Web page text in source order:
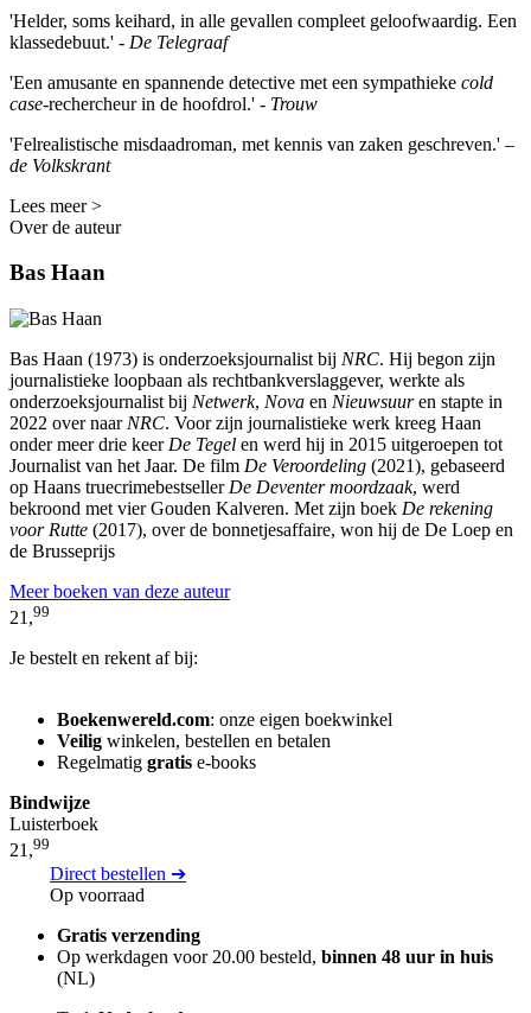
'Helder, soms keihard, in alle gevallen compleet geloofwaardig. Een
klassedebuut.' - De Telegraaf
'Een amusante en spannende detective met een sympathieke cold
case-rechercheur in de hoofdrol.' - Trouw
'Felrealistische misdaadroman, met kennis van zaken geschreven.' –
de Volkskrant
Lees meer >
Over de auteur
Bas Haan
Bas Haan (1973) is onderzoeksjournalist bij NRC. Hij begon zijn
journalistieke loopbaan als rechtbankverslaggever, werkte als
onderzoeksjournalist bij Netwerk, Nova en Nieuwsuuren stapte in
2022 over naar NRC. Voor zijn journalistieke werk kreeg Haan
onder meer drie keer De Tegel en werd hij in 2015 uitgeroepen tot
Journalist van het Jaar. De film De Veroordeling (2021), gebaseerd
op Haans truecrimebestseller De Deventer moordzaak, werd
bekroond met vier Gouden Kalveren. Met zijn boek De rekening
voor Rutte (2017), over de bonnetjesaffaire, won hij de De Loep en
de Brusseprijs
Meer boeken van deze auteur
21,99
Je bestelt en rekent af bij:
Boekenwereld.com: onze eigen boekwinkel
Veilig winkelen, bestellen en betalen
Regelmatig gratis e-books
Bindwijze
Luisterboek
21,99
Direct bestellen ➔
Op voorraad
Gratis verzending
Op werkdagen voor 20.00 besteld, binnen 48 uur in huis
(NL)